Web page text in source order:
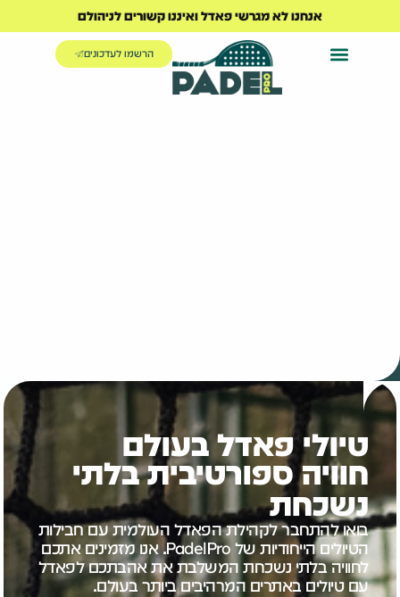
אנחנו לא מגרשי פאדל ואיננו קשורים לניהולם
הרשמו לעדכונים
טיולי פאדל בעולם
חוויה ספורטיבית בלתי
נשכחת
בואו להתחבר לקהילת הפאדל העולמית עם חבילות
הטיולים הייחודיות של PadelPro. אנו מזמינים אתכם
לחוויה בלתי נשכחת המשלבת את אהבתכם לפאדל
עם טיולים באתרים המרהיבים ביותר בעולם.